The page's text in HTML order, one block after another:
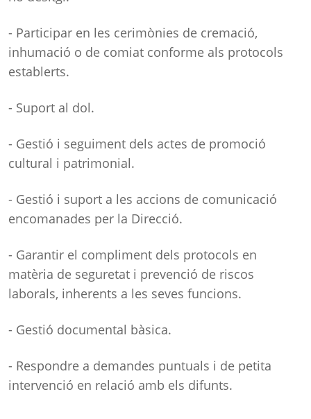
- Participar en les cerimònies de cremació,
inhumació o de comiat conforme als protocols
establerts.
- Suport al dol.
- Gestió i seguiment dels actes de promoció
cultural i patrimonial.
- Gestió i suport a les accions de comunicació
encomanades per la Direcció.
- Garantir el compliment dels protocols en
matèria de seguretat i prevenció de riscos
laborals, inherents a les seves funcions.
- Gestió documental bàsica.
- Respondre a demandes puntuals i de petita
intervenció en relació amb els difunts.